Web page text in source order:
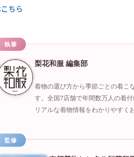
ちら
執筆
梨花和服 編集部
着物の選び方から季節ごとの着こ
す。全国7店舗で年間数万人の着
リアルな着物情報をわかりやすく
監修